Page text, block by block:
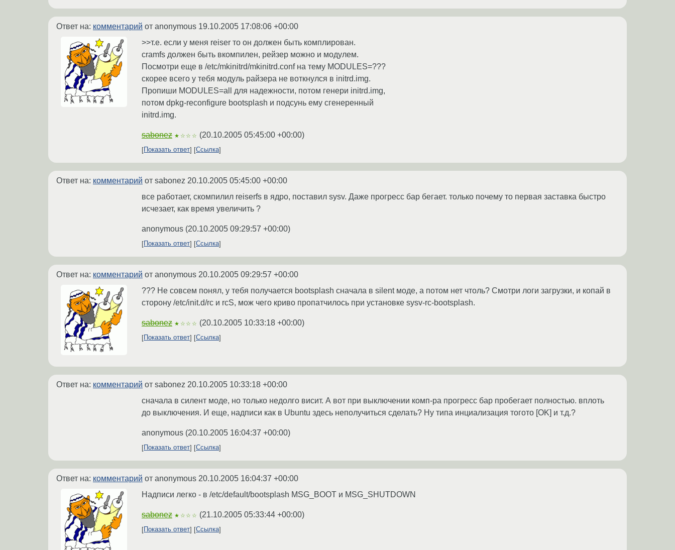
Ответ на: комментарий от anonymous 19.10.2005 17:08:06 +00:00
>>т.е. если у меня reiser то он должен быть комплирован.
cramfs должен быть вкомпилен, рейзер можно и модулем.
Посмотри еще в /etc/mkinitrd/mkinitrd.conf на тему MODULES=???
скорее всего у тебя модуль райзера не воткнулся в initrd.img.
Пропиши MODULES=all для надежности, потом генери initrd.img,
потом dpkg-reconfigure bootsplash и подсунь ему сгенеренный
initrd.img.
sabonez ★☆☆☆ (20.10.2005 05:45:00 +00:00)
Показать ответ Ссылка
Ответ на: комментарий от sabonez 20.10.2005 05:45:00 +00:00
все работает, скомпилил reiserfs в ядро, поставил sysv. Даже прогресс бар бегает. только почему то первая заставка быстро
исчезает, как время увеличить ?
anonymous (20.10.2005 09:29:57 +00:00)
Показать ответ Ссылка
Ответ на: комментарий от anonymous 20.10.2005 09:29:57 +00:00
??? Не совсем понял, у тебя получается bootsplash сначала в silent моде, а потом нет чтоль? Смотри логи загрузки, и копай в
сторону /etc/init.d/rc и rcS, мож чего криво пропатчилось при установке sysv-rc-bootsplash.
sabonez ★☆☆☆ (20.10.2005 10:33:18 +00:00)
Показать ответ Ссылка
Ответ на: комментарий от sabonez 20.10.2005 10:33:18 +00:00
сначала в силент моде, но только недолго висит. А вот при выключении комп-ра прогресс бар пробегает полностью. вплоть
до выключения. И еще, надписи как в Ubuntu здесь неполучиться сделать? Ну типа инциализация тогото [OK] и т.д.?
anonymous (20.10.2005 16:04:37 +00:00)
Показать ответ Ссылка
Ответ на: комментарий от anonymous 20.10.2005 16:04:37 +00:00
Надписи легко - в /etc/default/bootsplash MSG_BOOT и MSG_SHUTDOWN
sabonez ★☆☆☆ (21.10.2005 05:33:44 +00:00)
Показать ответ Ссылка